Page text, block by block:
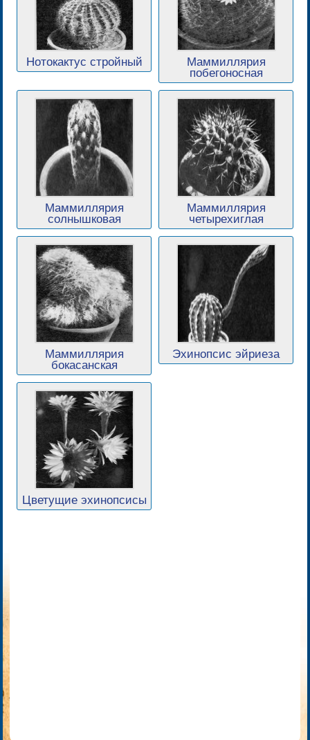
Нотокактус стройный
Маммиллярия
побегоносная
Маммиллярия
солнышковая
Маммиллярия
четырехиглая
Маммиллярия
бокасанская
Эхинопсис эйриеза
Цветущие эхинопсисы